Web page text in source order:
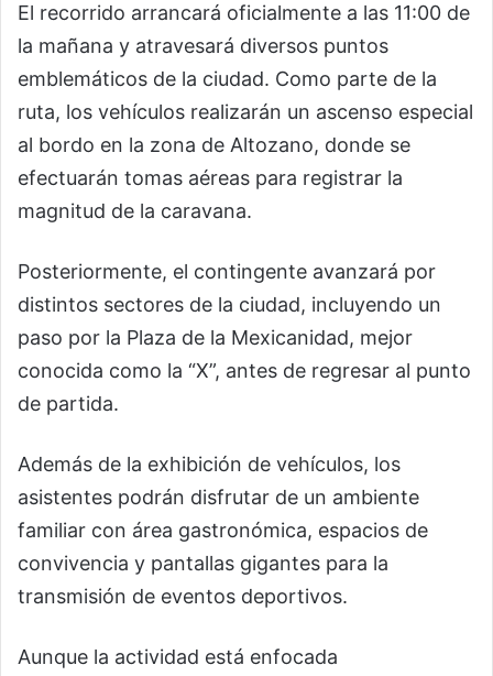
El recorrido arrancará oficialmente a las 11:00 de
la mañana y atravesará diversos puntos
emblemáticos de la ciudad. Como parte de la
ruta, los vehículos realizarán un ascenso especial
al bordo en la zona de Altozano, donde se
efectuarán tomas aéreas para registrar la
magnitud de la caravana.
Posteriormente, el contingente avanzará por
distintos sectores de la ciudad, incluyendo un
paso por la Plaza de la Mexicanidad, mejor
conocida como la “X”, antes de regresar al punto
de partida.
Además de la exhibición de vehículos, los
asistentes podrán disfrutar de un ambiente
familiar con área gastronómica, espacios de
convivencia y pantallas gigantes para la
transmisión de eventos deportivos.
Aunque la actividad está enfocada